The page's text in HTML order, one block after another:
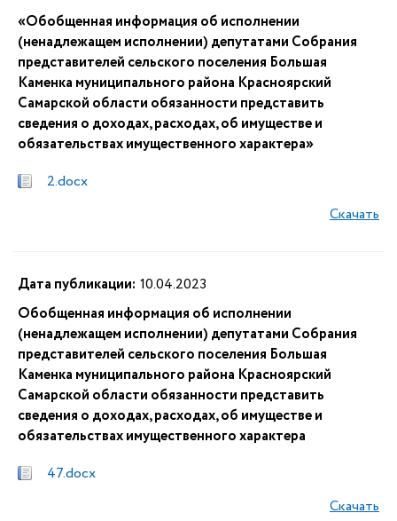
«Обобщенная информация об исполнении
(ненадлежащем исполнении) депутатами Собрания
представителей сельского поселения Большая
Каменка муниципального района Красноярский
Самарской области обязанности представить
сведения о доходах, расходах, об имуществе и
обязательствах имущественного характера»
2.docx
Скачать
Дата публикации: 10.04.2023
Обобщенная информация об исполнении
(ненадлежащем исполнении) депутатами Собрания
представителей сельского поселения Большая
Каменка муниципального района Красноярский
Самарской области обязанности представить
сведения о доходах, расходах, об имуществе и
обязательствах имущественного характера
47.docx
Скачать